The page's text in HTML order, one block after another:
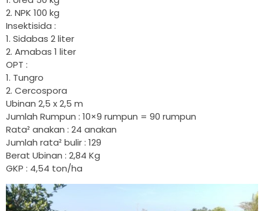
2. NPK 100 kg
Insektisida :
1. Sidabas 2 liter
2. Amabas 1 liter
OPT :
1. Tungro
2. Cercospora
Ubinan 2,5 x 2,5 m
Jumlah Rumpun : 10×9 rumpun = 90 rumpun
Rata² anakan : 24 anakan
Jumlah rata² bulir : 129
Berat Ubinan : 2,84 Kg
GKP : 4,54 ton/ha